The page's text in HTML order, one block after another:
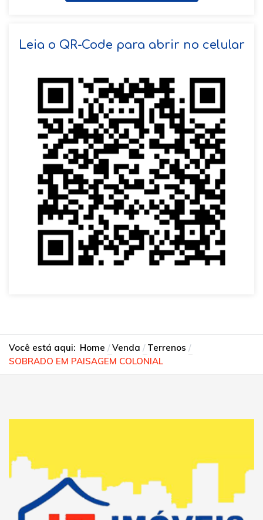
Leia o QR-Code para abrir no celular
Você está aqui: Home Venda
Terrenos
SOBRADO EM PAISAGEM COLONIAL